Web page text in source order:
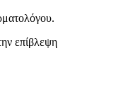
επίβλεψη